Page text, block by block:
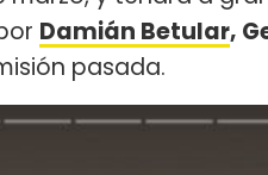
Damián Betular,
pasada.